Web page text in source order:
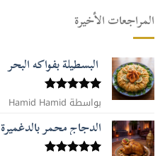
المراجعات الأخيرة
البسطيلة بفواكه البحر
تم التقييم
5من 5
بواسطة Hamid Hamid
الدجاج محمر بالدغميرة